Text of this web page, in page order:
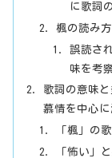
に歌詞
楓の読み
誤読さ
味を考
歌詞の意味
慕情を中心
「楓」の
「怖い」